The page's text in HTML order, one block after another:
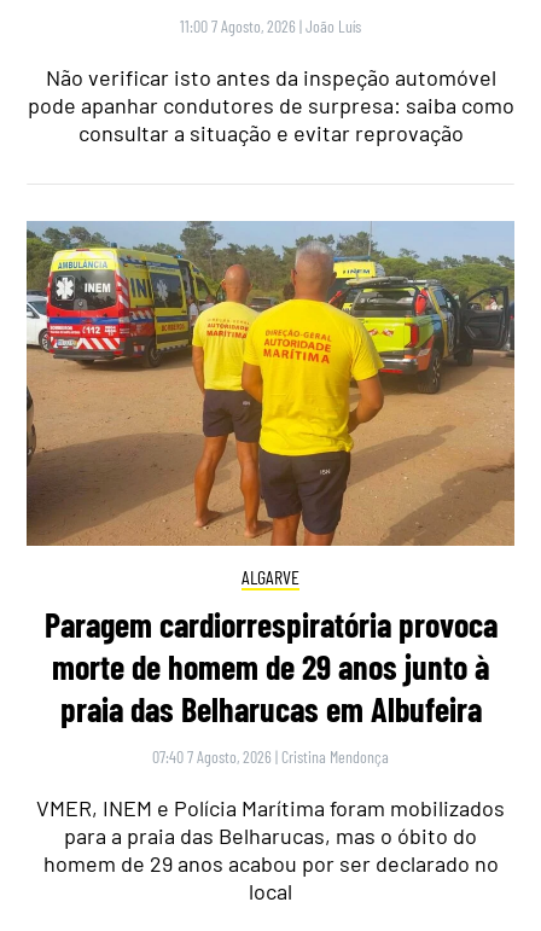
11:00 7 Agosto, 2026 |João Luís
Não verificar isto antes da inspeção automóvel
pode apanhar condutores de surpresa: saiba como
consultar a situação e evitar reprovação
ALGARVE
Paragem cardiorrespiratória provoca
morte de homem de 29 anos junto à
praia das Belharucas em Albufeira
07:40 7 Agosto, 2026 | Cristina Mendonça
VMER, INEM e Polícia Marítima foram mobilizados
para a praia das Belharucas, mas o óbito do
homem de 29 anos acabou por ser declarado no
local